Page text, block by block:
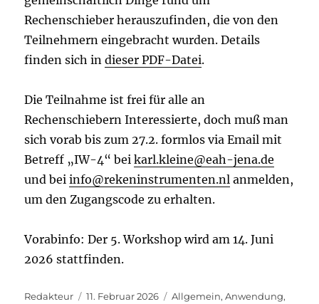
Rechenschieber herauszufinden, die von den
Teilnehmern eingebracht wurden. Details
finden sich indieser PDF-Datei.
Die Teilnahme ist frei für alle an
Rechenschiebern Interessierte, doch muß man
sich vorab bis zum 27.2. formlos via Email mit
Betreff „IW-4“ beikarl.kleine@eah-jena.de
und beiinfo@rekeninstrumenten.nl anmelden,
um den Zugangscode zu erhalten.
Vorabinfo: Der 5. Workshop wird am 14. Juni
2026 stattfinden.
Autor
Redakteur
Veröffentlicht
11. Februar 2026 Kategorien
Allgemein,Anwendung,